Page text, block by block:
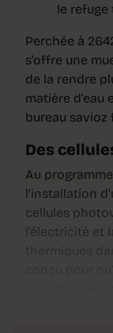
le refuge
Perchée à
s’offre une
de la rendre
matière d’eau
bureau savioz
Des
Au
l’installation
cellules
l’électricité et